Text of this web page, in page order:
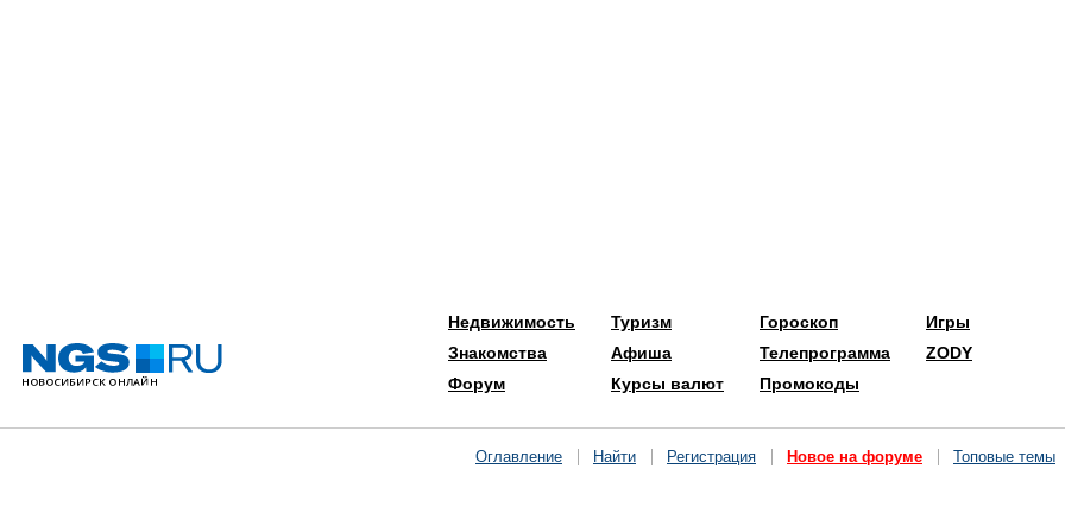
Недвижимость
Знакомства
Форум
Туризм
Афиша
Курсы валют
Гороскоп
Телепрограмма
Промокоды
Игры
ZODY
Оглавление Найти Регистрация Новое на форуме Топовые темы